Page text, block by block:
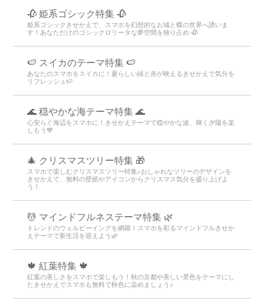
🥀 姫系ゴシック特集 🥀
姫系ゴシックきせかえで、スマホを幻想的なお城と蝶の世界へ誘いま
す！あなただけのゴシックロリータな夢空間を独り占め 🥀
🍉 スイカのテーマ特集 🍉
あなたのスマホをスイカに！夏らしい緑と赤が映えるきせかえで気分を
リフレッシュ🍉
🌊 穏やかな海テーマ特集 🌊
心安らぐ海辺をスマホに！きせかえテーマで穏やかな波、輝く夕陽を楽
しもう💙
🎄 クリスマスツリー特集 🎁
スマホで楽しむクリスマスツリー特集♪おしゃれなツリーのデザインを
きせかえて、無料の壁紙やアイコンからクリスマス気分を盛り上げよ
う！
💆 マインドフルネステーマ特集 🌿
トレンドのウェルビーイングを網羅！スマホを彩るマインドフルきせか
えテーマで新生活を迎えよう🌿
🍁 紅葉特集 🍁
紅葉の美しさをスマホで楽しもう！秋の京都や美しい景色をテーマにし
たきせかえでスマホも無料で秋色に染めましょう♪